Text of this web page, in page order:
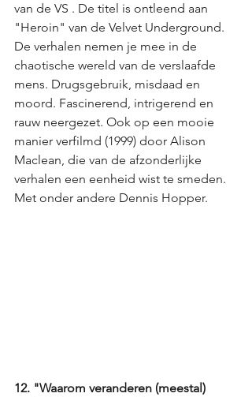
van de VS . De titel is ontleend aan
"Heroin" van de Velvet Underground.
De verhalen nemen je mee in de
chaotische wereld van de verslaafde
mens. Drugsgebruik, misdaad en
moord. Fascinerend, intrigerend en
rauw neergezet. Ook op een mooie
manier verfilmd (1999) door Alison
Maclean, die van de afzonderlijke
verhalen een eenheid wist te smeden.
Met onder andere Dennis Hopper.
12. "Waarom veranderen (meestal)